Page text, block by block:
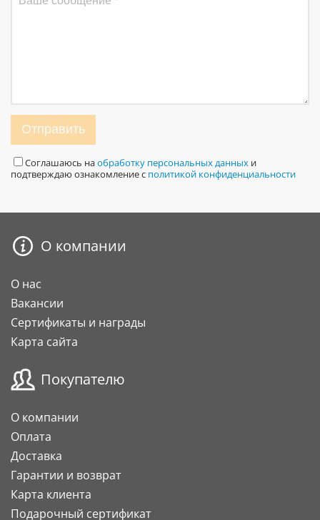
Отправить
Соглашаюсь наобработку персональных данных и
подтверждаю ознакомление с политикой конфиденциальности
О компании
О нас
Вакансии
Сертификаты и награды
Карта сайта
Покупателю
О компании
Оплата
Доставка
Гарантии и возврат
Карта клиента
Подарочный сертификат